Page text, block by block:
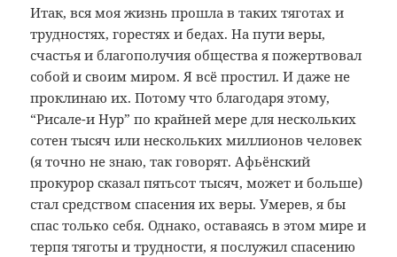
Итак, вся моя жизнь прошла в таких тяготах и
трудностях, горестях и бедах. На пути веры,
счастья и благополучия общества я пожертвовал
собой и своим миром. Я всё простил. И даже не
проклинаю их. Потому что благодаря этому,
“Рисале-и Нур” по крайней мере для нескольких
сотен тысяч или нескольких миллионов человек
(я точно не знаю, так говорят. Афьёнский
прокурор сказал пятьсот тысяч, может и больше)
стал средством спасения их веры. Умерев, я бы
спас только себя. Однако, оставаясь в этом мире и
терпя тяготы и трудности, я послужил спасению